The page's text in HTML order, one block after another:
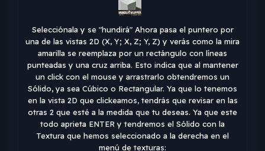
Selecciónala y se "hundirá" Ahora pasa el puntero por
una de las vistas 2D (X, Y; X, Z; Y, Z) y verás como la mira
amarilla se reemplaza por un rectángulo con líneas
punteadas y una cruz arriba. Esto indica que al mantener
un click con el mouse y arrastrarlo obtendremos un
Sólido, ya sea Cúbico o Rectangular. Ya que lo tenemos
en la vista 2D que clickeamos, tendrás que revisar en las
otras 2 que esté a la medida que tu deseas. Ya que este
todo aprieta ENTER y tendremos el Sólido con la
Textura que hemos seleccionado a la derecha en el
menú de texturas: